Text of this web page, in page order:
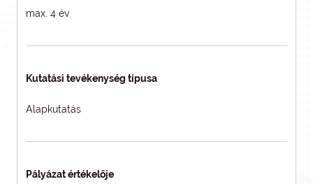
max. 4 év
Kutatási tevékenység típusa
Alapkutatás
Pályázat értékelője